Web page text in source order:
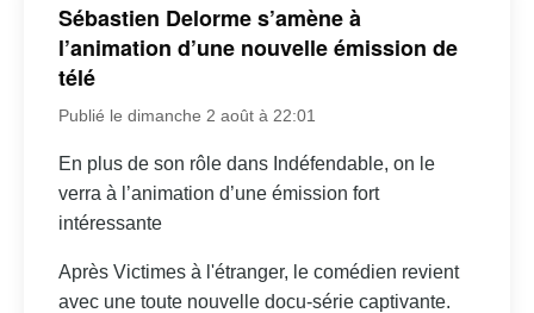
Sébastien Delorme s’amène à
l’animation d’une nouvelle émission de
télé
Publié le dimanche 2 août à 22:01
En plus de son rôle dans Indéfendable, on le
verra à l’animation d’une émission fort
intéressante
Après Victimes à l'étranger, le comédien revient
avec une toute nouvelle docu-série captivante.